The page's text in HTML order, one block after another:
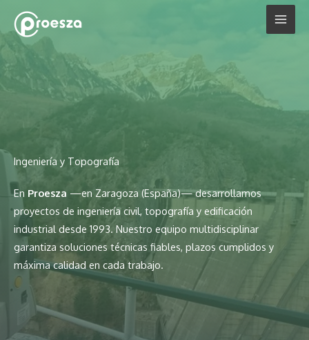
contenido
Ingeniería y Topografía
En Proesza —en Zaragoza (España)— desarrollamos
proyectos de ingeniería civil, topografía y edificación
industrial desde 1993. Nuestro equipo multidisciplinar
garantiza soluciones técnicas fiables, plazos cumplidos y
máxima calidad en cada trabajo.